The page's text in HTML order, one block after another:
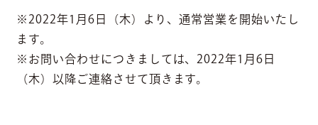
※2022年1月6日（木）より、通常営業を開始いたし
ます。
※お問い合わせにつきましては、2022年1月6日
（木）以降ご連絡させて頂きます。